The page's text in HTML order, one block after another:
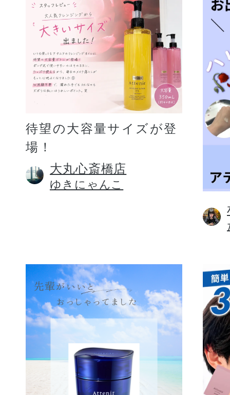
待望の大容量サイズが登
場！
大丸心斎橋店
ゆきにゃんこ